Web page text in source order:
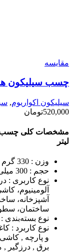
مقایسه
چسب سیلیکون همه
سیلیکون اکواریوم,
520,000تومان
لیتر
وزن : 330 گرم
حجم : 300 میلی‌لیتر
نوع کاربری :
آلومینیوم،
آشپزخانه،
ساختمان،
نوع بسته‌بندی :
نوع کاربرد :
و پارچه ,
برق , درزگیر ,